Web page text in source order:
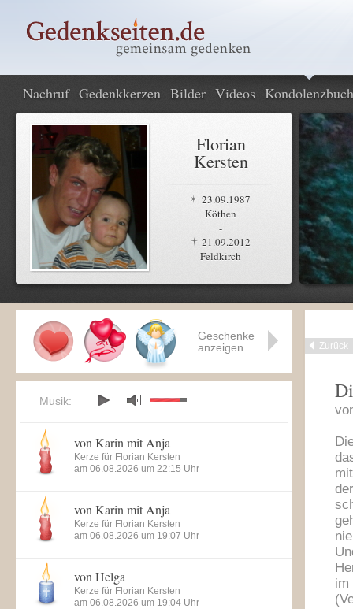
Nachruf Gedenkkerzen Bilder Videos Kondolenzbuch
Florian
Kersten
23.09.1987
Köthen
-
21.09.2012
Feldkirch
Zurück
im
Geschenke
anzeigen
Musik:
von Karin mit Anja
Kerze für Florian Kersten
am 06.08.2026 um 22:15 Uhr
von Karin mit Anja
Kerze für Florian Kersten
am 06.08.2026 um 19:07 Uhr
von Helga
Kerze für Florian Kersten
am 06.08.2026 um 19:04 Uhr